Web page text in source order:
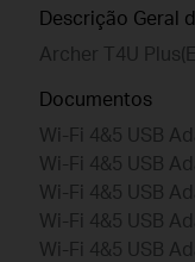
Descrição Geral
Archer T4U
Documentos
Wi-Fi 4&5 USB
Wi-Fi 4&5 USB
Wi-Fi 4&5 USB
Wi-Fi 4&5 USB
Wi-Fi 4&5 USB